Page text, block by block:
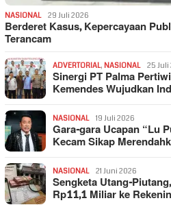
NASIONAL 29 Juli 2026
Berderet Kasus, Kepercayaan
Terancam
ADVERTORIAL, NASIONAL 25 Juli
Sinergi PT Palma
Kemendes Wujudkan
NASIONAL 19 Juli 2026
Gara-gara Ucapan “Lu
Kecam Sikap
NASIONAL 21 Juni 2026
Sengketa Utang-
Rp11,1 Miliar ke